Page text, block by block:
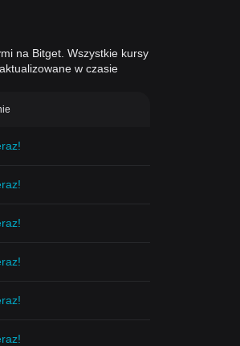
na Bitget. Wszystkie kursy
w czasie